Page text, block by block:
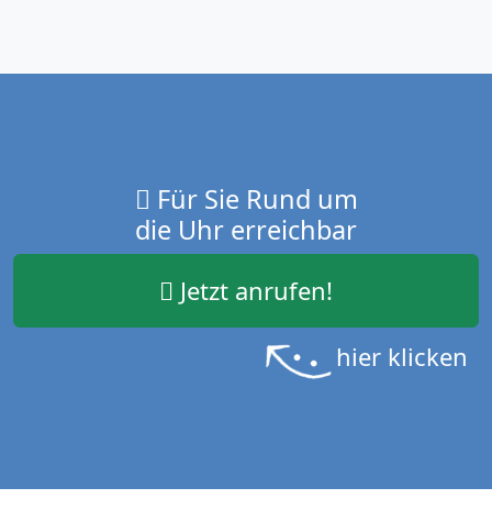
Für Sie Rund um
die Uhr erreichbar
Jetzt anrufen!
hier klicken